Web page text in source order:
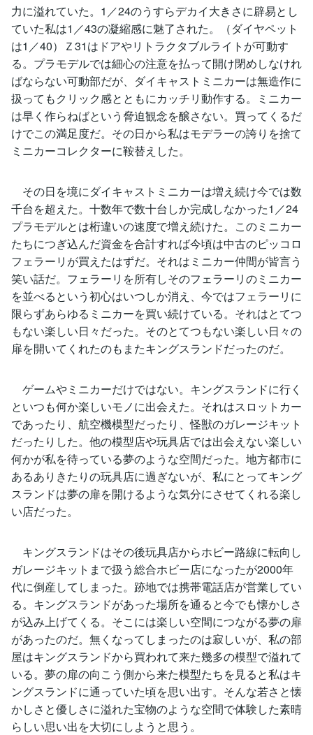
力に溢れていた。1／24のうすらデカイ大きさに辟易とし
ていた私は1／43の凝縮感に魅了された。（ダイヤペット
は1／40）Ｚ31はドアやリトラクタブルライトが可動す
る。プラモデルでは細心の注意を払って開け閉めしなけれ
ばならない可動部だが、ダイキャストミニカーは無造作に
扱ってもクリック感とともにカッチリ動作する。ミニカー
は早く作らねばという脅迫観念を醸さない。買ってくるだ
けでこの満足度だ。その日から私はモデラーの誇りを捨て
ミニカーコレクターに鞍替えした。
その日を境にダイキャストミニカーは増え続け今では数
千台を超えた。十数年で数十台しか完成しなかった1／24
プラモデルとは桁違いの速度で増え続けた。このミニカー
たちにつぎ込んだ資金を合計すれば今頃は中古のピッコロ
フェラーリが買えたはずだ。それはミニカー仲間が皆言う
笑い話だ。フェラーリを所有しそのフェラーリのミニカー
を並べるという初心はいつしか消え、今ではフェラーリに
限らずあらゆるミニカーを買い続けている。それはとてつ
もない楽しい日々だった。そのとてつもない楽しい日々の
扉を開いてくれたのもまたキングスランドだったのだ。
ゲームやミニカーだけではない。キングスランドに行く
といつも何か楽しいモノに出会えた。それはスロットカー
であったり、航空機模型だったり、怪獣のガレージキット
だったりした。他の模型店や玩具店では出会えない楽しい
何かが私を待っている夢のような空間だった。地方都市に
あるありきたりの玩具店に過ぎないが、私にとってキング
スランドは夢の扉を開けるような気分にさせてくれる楽し
い店だった。
キングスランドはその後玩具店からホビー路線に転向し
ガレージキットまで扱う総合ホビー店になったが2000年
代に倒産してしまった。跡地では携帯電話店が営業してい
る。キングスランドがあった場所を通ると今でも懐かしさ
が込み上げてくる。そこには楽しい空間につながる夢の扉
があったのだ。無くなってしまったのは寂しいが、私の部
屋はキングスランドから買われて来た幾多の模型で溢れて
いる。夢の扉の向こう側から来た模型たちを見ると私はキ
ングスランドに通っていた頃を思い出す。そんな若さと懐
かしさと優しさに溢れた宝物のような空間で体験した素晴
らしい思い出を大切にしようと思う。